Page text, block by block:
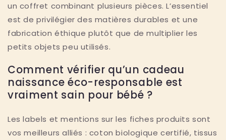
un coffret combinant plusieurs pièces. L’essentiel
est de privilégier des matières durables et une
fabrication éthique plutôt que de multiplier les
petits objets peu utilisés.
Comment vérifier qu’un cadeau
naissance éco-responsable est
vraiment sain pour bébé ?
Les labels et mentions sur les fiches produits sont
vos meilleurs alliés : coton biologique certifié, tissus